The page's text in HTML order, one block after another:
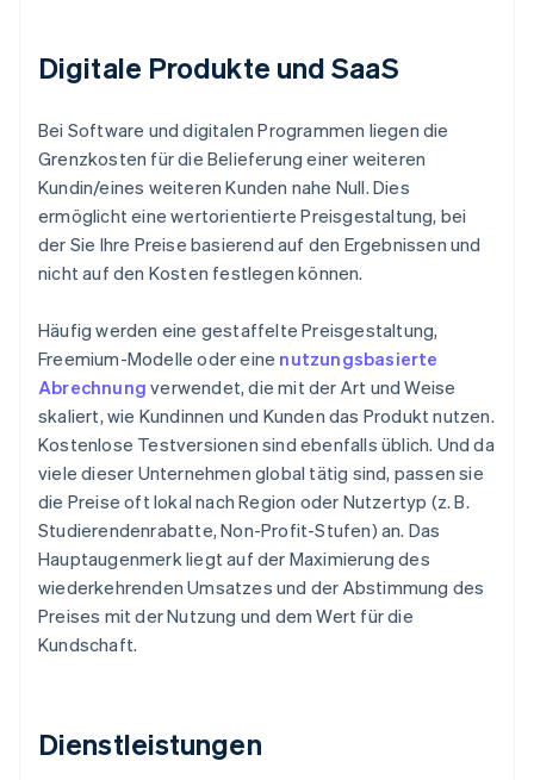
Digitale Produkte und SaaS
Bei Software und digitalen Programmen liegen die
Grenzkosten für die Belieferung einer weiteren
Kundin/eines weiteren Kunden nahe Null. Dies
ermöglicht eine wertorientierte Preisgestaltung, bei
der Sie Ihre Preise basierend auf den Ergebnissen und
nicht auf den Kosten festlegen können.
Häufig werden eine gestaffelte Preisgestaltung,
Freemium-Modelle oder eine nutzungsbasierte
Abrechnung verwendet, die mit der Art und Weise
skaliert, wie Kundinnen und Kunden das Produkt nutzen.
Kostenlose Testversionen sind ebenfalls üblich. Und da
viele dieser Unternehmen global tätig sind, passen sie
die Preise oft lokal nach Region oder Nutzertyp (z. B.
Studierendenrabatte, Non-Profit-Stufen) an. Das
Hauptaugenmerk liegt auf der Maximierung des
wiederkehrenden Umsatzes und der Abstimmung des
Preises mit der Nutzung und dem Wert für die
Kundschaft.
Dienstleistungen